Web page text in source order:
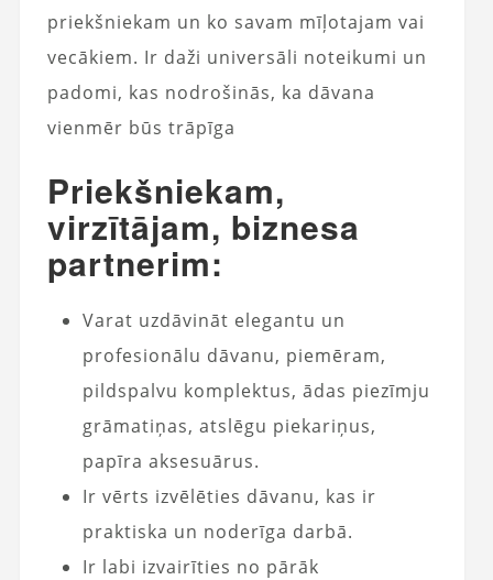
priekšniekam un ko savam mīļotajam vai
vecākiem. Ir daži universāli noteikumi un
padomi, kas nodrošinās, ka dāvana
vienmēr būs trāpīga
Priekšniekam,
virzītājam, biznesa
partnerim:
Varat uzdāvināt elegantu un
profesionālu dāvanu, piemēram,
pildspalvu komplektus, ādas piezīmju
grāmatiņas, atslēgu piekariņus,
papīra aksesuārus.
Ir vērts izvēlēties dāvanu, kas ir
praktiska un noderīga darbā.
Ir labi izvairīties no pārāk